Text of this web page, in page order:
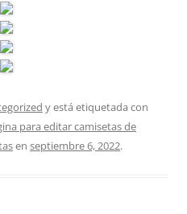
y está etiquetada con
para editar camisetas de
en septiembre 6, 2022.